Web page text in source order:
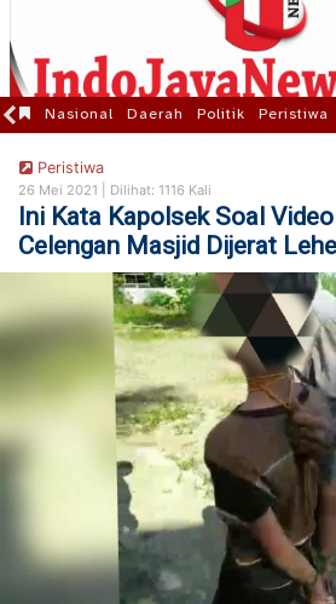
Nasional Daerah Politik Peristiwa
Peristiwa
26 Mei 2021 | Dilihat: 1116 Kali
Ini Kata Kapolsek Soal
Celengan Masjid Dijerat